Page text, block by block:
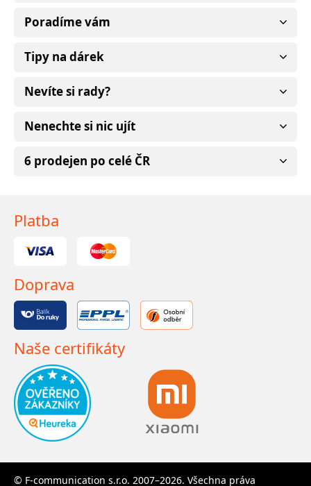
Poradíme vám
Tipy na dárek
Nevíte si rady?
Nenechte si nic ujít
6 prodejen po celé ČR
Platba
Doprava
Naše certifikáty
© F-communication s.r.o. 2007–2026. Všechna práva